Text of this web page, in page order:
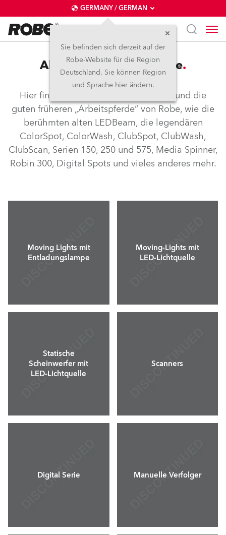
GERMANY / GERMAN
Sie befinden sich derzeit auf der
Robe-Website für die Region
Deutschland. Sie können Region
und Sprache hier ändern.
Abgekündigte Produkte
Hier finden Sie alle ehemaligen Stars und die
guten früheren „Arbeitspferde“ von Robe, wie die
berühmten alten LEDBeam, die legendären
ColorSpot, ColorWash, ClubSpot, ClubWash,
ClubScan, Serien 150, 250 und 575, Media Spinner,
Robin 300, Digital Spots und vieles anderes mehr.
Moving Lights mit
Entladungslampe
Moving-Lights mit
LED-Lichtquelle
Statische
Scheinwerfer mit
LED-Lichtquelle
Scanners
Digital Serie Manuelle Verfolger